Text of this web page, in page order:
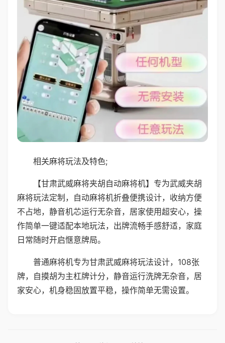
相关麻将玩法及特色;
【甘肃武威麻将夹胡自动麻将机】专为武威夹胡
麻将玩法定制，自动麻将机折叠便携设计，收纳方便
不占地，静音机芯运行无杂音，居家使用超安心，操
作简单一键适配本地玩法，出牌流畅手感舒适，家庭
日常随时开启惬意牌局。
普通麻将机专为甘肃武威麻将玩法设计，108张
牌，自摸胡为主杠牌计分，静音运行洗牌无杂音，居
家安心，机身稳固放置平稳，操作简单无需设置。